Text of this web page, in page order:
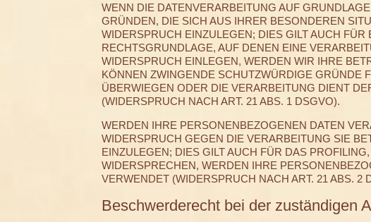
WENN DIE DATENVERARBEITUNG AUF
GRÜNDEN, DIE SICH AUS IHRER BESONDEREN
WIDERSPRUCH EINZULEGEN; DIES GILT AUCH
RECHTSGRUNDLAGE, AUF DENEN EINE
WIDERSPRUCH EINLEGEN, WERDEN WIR IHRE
KÖNNEN ZWINGENDE SCHUTZWÜRDIGE GRÜNDE
ÜBERWIEGEN ODER DIE VERARBEITUNG DIENT
(WIDERSPRUCH NACH ART. 21 ABS. 1 DSGVO).
WERDEN IHRE PERSONENBEZOGENEN DATEN
WIDERSPRUCH GEGEN DIE VERARBEITUNG SIE
EINZULEGEN; DIES GILT AUCH FÜR DAS
WIDERSPRECHEN, WERDEN IHRE
VERWENDET (WIDERSPRUCH NACH ART. 21 ABS. 2
Beschwerderecht bei der zuständigen